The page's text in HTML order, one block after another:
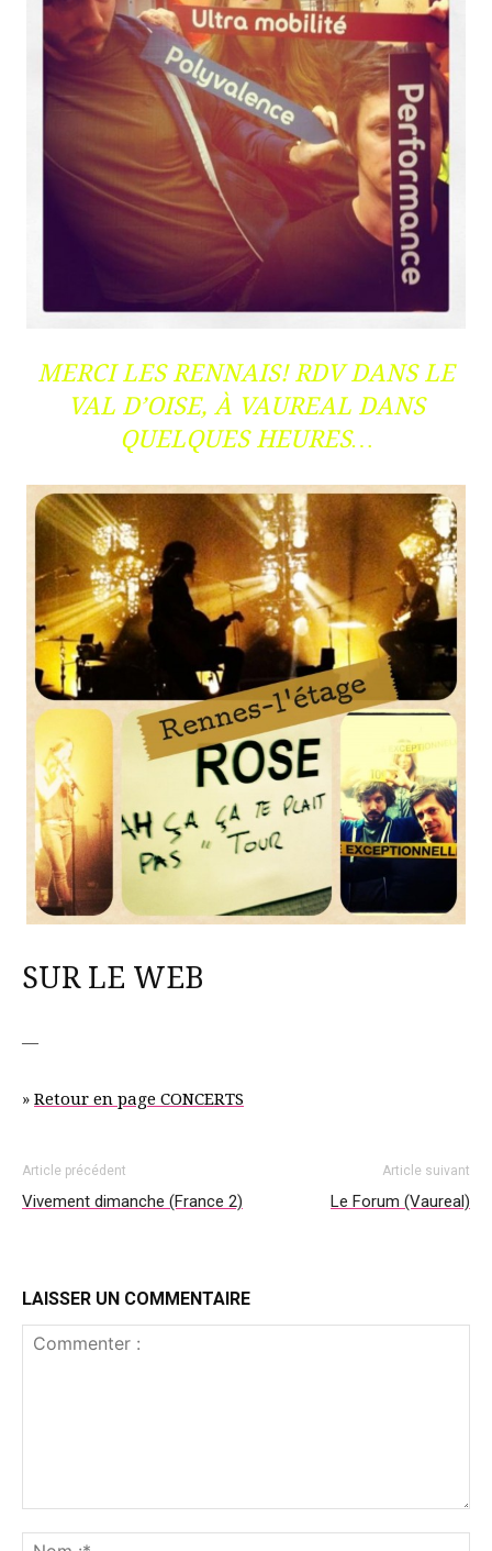
MERCI LES RENNAIS! RDV DANS LE
VAL D’OISE, À VAUREAL DANS
QUELQUES HEURES…
SUR LE WEB
—
» Retour en page CONCERTS
Article précédent
Vivement dimanche (France 2)
Article suivant
Le Forum (Vaureal)
LAISSER UN COMMENTAIRE